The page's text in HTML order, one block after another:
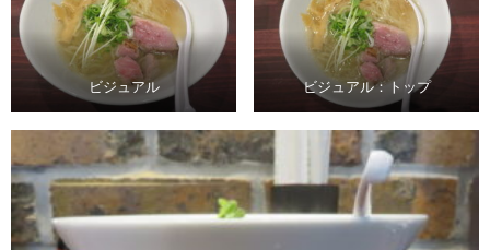
ビジュアル ビジュアル：トップ